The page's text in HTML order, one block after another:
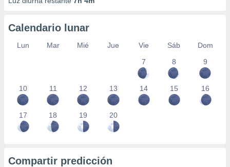
Calendario lunar
Lun Mar Mié Jue Vie Sáb
Dom
7
8 9
10 11 12 13 14 15 16
17 18 19 20
Compartir predicción